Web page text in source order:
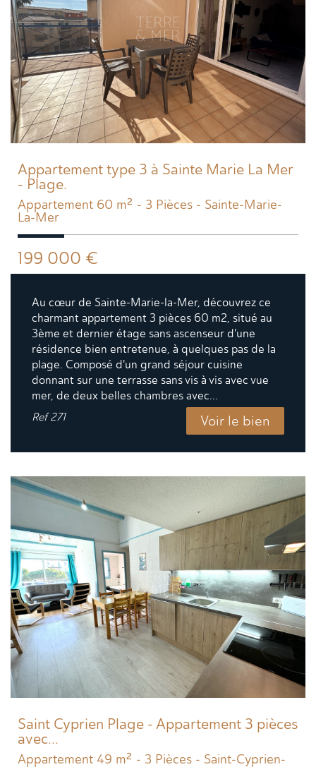
Appartement type 3 à Sainte Marie La Mer
- Plage.
Appartement 60 m² - 3 Pièces - Sainte-Marie-
La-Mer
199 000 €
Au cœur de Sainte-Marie-la-Mer, découvrez ce
charmant appartement 3 pièces 60 m2, situé au
3ème et dernier étage sans ascenseur d'une
résidence bien entretenue, à quelques pas de la
plage. Composé d'un grand séjour cuisine
donnant sur une terrasse sans vis à vis avec vue
mer, de deux belles chambres avec...
Ref271 Voir le bien
Saint Cyprien Plage - Appartement 3 pièces
avec...
Appartement 49 m² - 3 Pièces - Saint-Cyprien-